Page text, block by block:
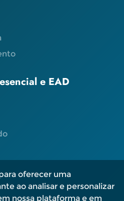
e EAD
oferecer uma
ao analisar e personalizar
nossa plataforma e em